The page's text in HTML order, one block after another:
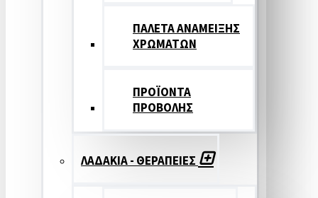
ΠΑΛΕΤΑ ΑΝΑΜΕΙΞΗΣ
ΧΡΩΜΑΤΩΝ
ΠΡΟΪΟΝΤΑ
ΠΡΟΒΟΛΗΣ
ΛΑΔΑΚΙΑ - ΘΕΡΑΠΕΙΕΣ